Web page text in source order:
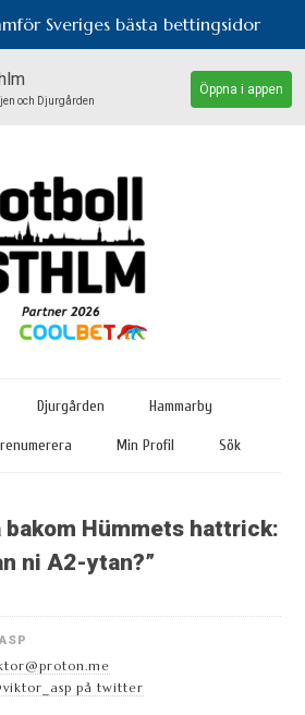
Sveriges bästa bettingsidor
och Djurgården
Öppna i appen
Djurgården Hammarby
Min Profil Sök
Hümmets hattrick:
ni A2-ytan?”
på twitter